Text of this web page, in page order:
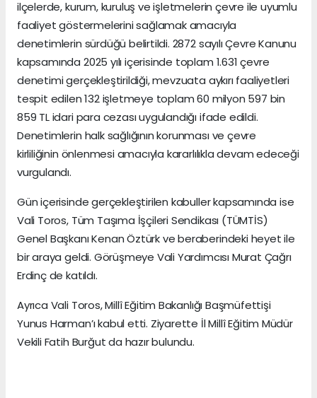
ilçelerde, kurum, kuruluş ve işletmelerin çevre ile uyumlu
faaliyet göstermelerini sağlamak amacıyla
denetimlerin sürdüğü belirtildi. 2872 sayılı Çevre Kanunu
kapsamında 2025 yılı içerisinde toplam 1.631 çevre
denetimi gerçekleştirildiği, mevzuata aykırı faaliyetleri
tespit edilen 132 işletmeye toplam 60 milyon 597 bin
859 TL idari para cezası uygulandığı ifade edildi.
Denetimlerin halk sağlığının korunması ve çevre
kirliliğinin önlenmesi amacıyla kararlılıkla devam edeceği
vurgulandı.
Gün içerisinde gerçekleştirilen kabuller kapsamında ise
Vali Toros, Tüm Taşıma İşçileri Sendikası (TÜMTİS)
Genel Başkanı Kenan Öztürk ve beraberindeki heyet ile
bir araya geldi. Görüşmeye Vali Yardımcısı Murat Çağrı
Erdinç de katıldı.
Ayrıca Vali Toros, Millî Eğitim Bakanlığı Başmüfettişi
Yunus Harman’ı kabul etti. Ziyarette İl Millî Eğitim Müdür
Vekili Fatih Burğut da hazır bulundu.